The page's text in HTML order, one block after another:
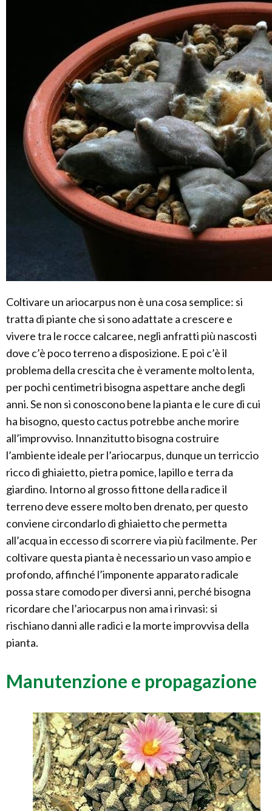
Coltivare un ariocarpus non è una cosa semplice: si
tratta di piante che si sono adattate a crescere e
vivere tra le rocce calcaree, negli anfratti più nascosti
dove c’è poco terreno a disposizione. E poi c’è il
problema della crescita che è veramente molto lenta,
per pochi centimetri bisogna aspettare anche degli
anni. Se non si conoscono bene la pianta e le cure di cui
ha bisogno, questo cactus potrebbe anche morire
all’improvviso. Innanzitutto bisogna costruire
l’ambiente ideale per l’ariocarpus, dunque un terriccio
ricco di ghiaietto, pietra pomice, lapillo e terra da
giardino. Intorno al grosso fittone della radice il
terreno deve essere molto ben drenato, per questo
conviene circondarlo di ghiaietto che permetta
all’acqua in eccesso di scorrere via più facilmente. Per
coltivare questa pianta è necessario un vaso ampio e
profondo, affinché l’imponente apparato radicale
possa stare comodo per diversi anni, perché bisogna
ricordare che l’ariocarpus non ama i rinvasi: si
rischiano danni alle radici e la morte improvvisa della
pianta.
Manutenzione e propagazione